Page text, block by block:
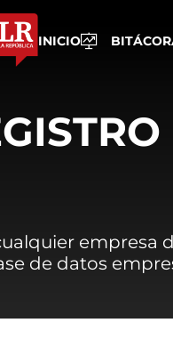
INICIO
empresa
de datos